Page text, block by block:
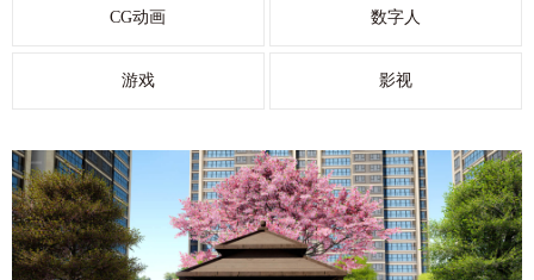
CG动画 数字人
游戏 影视